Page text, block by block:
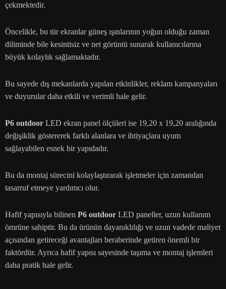
çekmektedir.
Öncelikle, bu tür ekranlar güneş ışınlarının yoğun olduğu zaman
diliminde bile kesintisiz ve net görüntü sunarak kullanıcılarına
büyük kolaylık sağlamaktadır.
Bu sayede dış mekanlarda yapılan etkinlikler, reklam kampanyaları
ve duyurular daha etkili ve verimli hale gelir.
P6 outdoor LED ekran panel ölçüleri ise 19,20 x 19,20 aralığında
değişiklik göstererek farklı alanlara ve ihtiyaçlara uyum
sağlayabilen esnek bir yapıdadır.
Bu da montaj sürecini kolaylaştırarak işletmeler için zamandan
tasarruf etmeye yardımcı olur.
Hafif yapısıyla bilinen P6 outdoor LED paneller, uzun kullanım
ömrüne sahiptir. Bu da ürünün dayanıklılığı ve uzun vadede maliyet
açısından getireceği avantajları beraberinde getiren önemli bir
faktördür. Ayrıca hafif yapısı sayesinde taşıma ve montaj işlemleri
daha pratik hale gelir.